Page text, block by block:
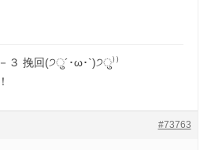
３ 挽回(੭ु´･ω･`)੭ु⁾⁾
#73763